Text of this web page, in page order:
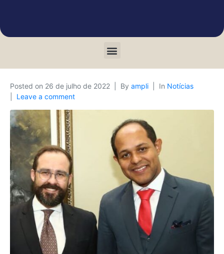
Posted on 26 de julho de 2022 By ampli In Notícias
Leave a comment